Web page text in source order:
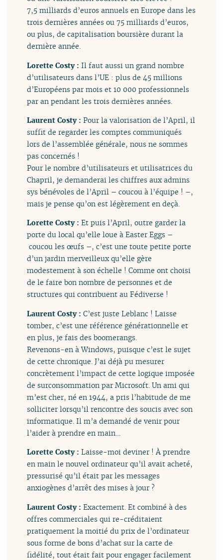
7,5 milliards d’euros annuels en Europe dans les
trois dernières années ou 75 milliards d’euros,
ou plus, de capitalisation boursière durant la
dernière année.
Lorette Costy :Il faut aussi un grand nombre
d’utilisateurs dans l’UE : plus de 45 millions
d’Européens par mois et 10 000 professionnels
par an pendant les trois dernières années.
Laurent Costy :Pour la valorisation de l’April, il
suffit de regarder les comptes communiqués
lors de l’assemblée générale, nous ne sommes
pas concernés !
Pour le nombre d’utilisateurs et utilisatrices du
Chapril, je demanderai les chiffres aux admins
sys bénévoles de l’April – coucou à l’équipe ! –,
mais je pense qu’on est légèrement en deçà.
Lorette Costy :Et puis l’April, outre garder la
porte du local qu’elle loue à Easter Eggs –
coucou les œufs –, c’est une toute petite porte
d’un jardin merveilleux qu’elle gère
modestement à son échelle ! Comme ont choisi
de le faire bon nombre de personnes et de
structures qui contribuent au Fédiverse !
Laurent Costy :C’est juste Leblanc ! Laisse
tomber, c’est une référence générationnelle et
en plus, je fais des boomerangs.
Revenons-en à Windows, puisque c’est le sujet
de cette chronique. J’ai déjà pu mesurer
concrètement l’impact de cette logique imposée
de surconsommation par Microsoft. Un ami qui
m’est cher, né en 1944, a pris l’habitude de me
solliciter lorsqu’il rencontre des soucis avec son
informatique. Il m’a demandé de venir pour
l’aider à prendre en main…
Lorette Costy :Laisse-moi deviner ! À prendre
en main le nouvel ordinateur qu’il avait acheté,
pressurisé qu’il était par les messages
anxiogènes d’arrêt des mises à jour ?
Laurent Costy :Exactement. Et combiné à des
offres commerciales qui re-créditaient
pratiquement la moitié du prix de l’ordinateur
sous forme de bons d’achat sur la carte de
fidélité, tout était fait pour engager facilement